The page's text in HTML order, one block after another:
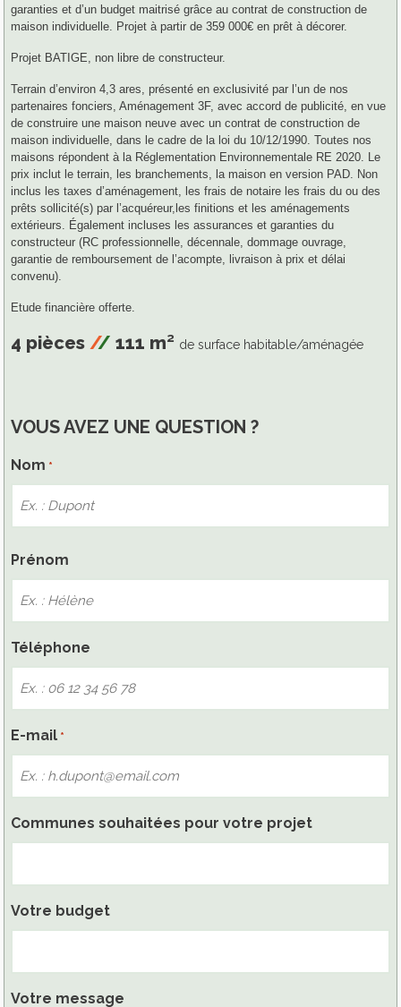
garanties et d’un budget maitrisé grâce au contrat de construction de
maison individuelle. Projet à partir de 359 000€ en prêt à décorer.
Projet BATIGE, non libre de constructeur.
Terrain d’environ 4,3 ares, présenté en exclusivité par l’un de nos
partenaires fonciers, Aménagement 3F, avec accord de publicité, en vue
de construire une maison neuve avec un contrat de construction de
maison individuelle, dans le cadre de la loi du 10/12/1990. Toutes nos
maisons répondent à la Réglementation Environnementale RE 2020. Le
prix inclut le terrain, les branchements, la maison en version PAD. Non
inclus les taxes d’aménagement, l es frais de notaire les frais du ou des
prêts sollicité(s) par l’acquéreur, les finitions et les aménagements
extérieurs. Également incluses les assurances et garanties du
constructeur (RC professionnelle, décennale, dommage ouvrage,
garantie de remboursement de l’acompte, livraison à prix et délai
convenu).
Etude financière offerte.
4 pièces // 111 m² de surface habitable/aménagée
VOUS AVEZ UNE QUESTION ?
Nom *
Prénom
Téléphone
E-mail *
Communes souhaitées pour votre projet
Votre budget
Votre message